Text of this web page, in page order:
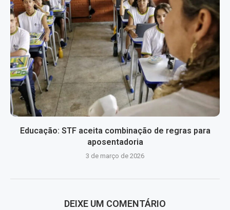
Educação: STF aceita combinação de regras para
aposentadoria
3 de março de 2026
DEIXE UM COMENTÁRIO